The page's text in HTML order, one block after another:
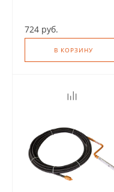
724 руб.
В КОРЗИНУ